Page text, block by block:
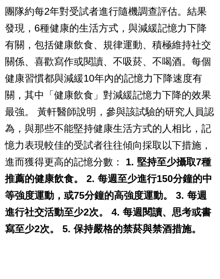
團隊約每2年對受試者進行隨機調查評估。結果
發現，6種健康的生活方式，與減緩記憶力下降
有關，包括健康飲食、規律運動、積極維持社交
關係、喜歡寫作或閱讀、不吸菸、不喝酒。每個
健康習慣都與減緩10年內的記憶力下降速度有
關，其中「健康飲食」對減緩記憶力下降的效果
最強。 黃軒醫師說明，參與該試驗的研究人員認
為，與那些不能堅持健康生活方式的人相比，記
憶力表現較佳的受試者往往傾向採取以下措施，
進而獲得更高的記憶分數： 1. 堅持至少攝取7種
推薦的健康飲食。 2. 每週至少進行150分鐘的中
等強度運動，或75分鐘的高強度運動。 3. 每週
進行社交活動至少2次。 4. 每週閱讀、思考或書
寫至少2次。 5. 保持嚴格的禁菸與禁酒措施。